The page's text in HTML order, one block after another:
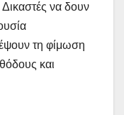
να δουν
τη φίμωση
και